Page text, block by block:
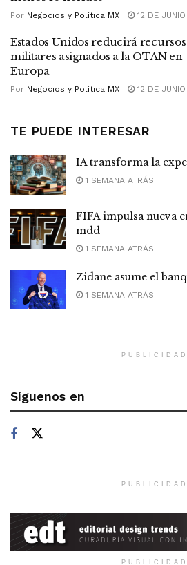
Por Negocios y Política MX 12 DE
Estados Unidos reducirá recursos
militares asignados a la OTAN en
Europa
Por Negocios y Política MX 12 DE
TE PUEDE INTERESAR
IA transforma la
1 SEMANA ATRÁS
FIFA impulsa nueva
mdd
1 SEMANA ATRÁS
Zidane asume el
1 SEMANA ATRÁS
PUBLICIDAD
Síguenos en
PUBLICIDAD
PUBLICIDAD